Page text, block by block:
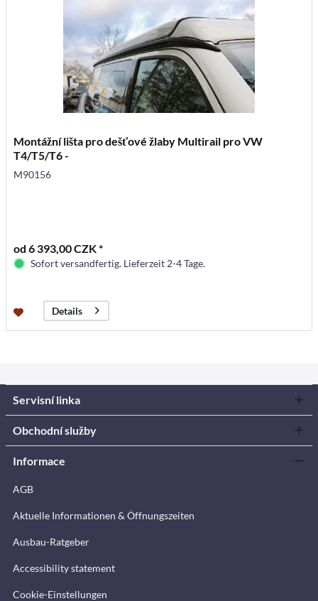
Montážní lišta pro dešťové žlaby Multirail pro VW
T4/T5/T6 -
M90156
od 6 393,00 CZK *
Sofort versandfertig. Lieferzeit 2-4 Tage.
Details
Servisní linka
Obchodní služby
Informace
AGB
Aktuelle Informationen & Öffnungszeiten
Ausbau-Ratgeber
Accessibility statement
Cookie-Einstellungen